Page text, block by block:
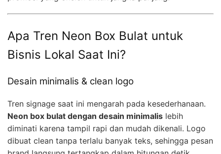
Apa Tren Neon Box Bulat untuk
Bisnis Lokal Saat Ini?
Desain minimalis & clean logo
Tren signage saat ini mengarah pada kesederhanaan.
Neon box bulat dengan desain minimalis lebih
diminati karena tampil rapi dan mudah dikenali. Logo
dibuat clean tanpa terlalu banyak teks, sehingga pesan